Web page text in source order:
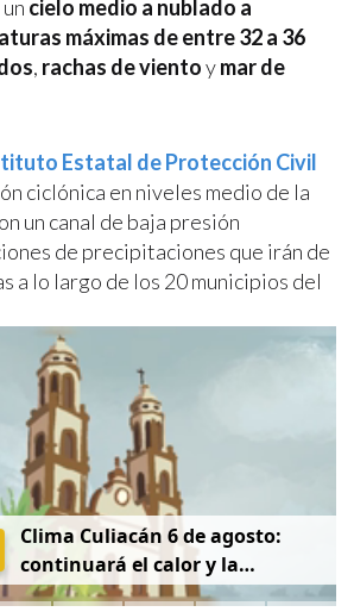
cielo medio a nublado a
máximas de entre 32 a 36
, rachas de vientoymar de
Estatal de Protección Civil
ciclónica en niveles medio de la
un canal de baja presión
de precipitaciones que irán de
a lo largo de los 20 municipios del
Clima Culiacán 6 de agosto:
continuará el calor y la
probabilidad de lluvia